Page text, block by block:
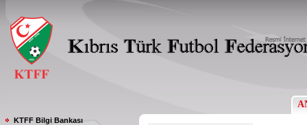
KTFF Bilgi Bankası